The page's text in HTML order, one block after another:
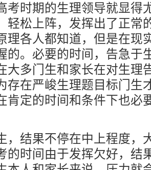
考时期的生理领导就显得
轻松上阵，发挥出了正常
理各人都知道，但是在现
的。必要的时间，告急于
大多门生和家长在对生理
存在严峻生理题目标门生
肯定的时间和条件下也必
结果不停在中上程度，
的时间由于发挥欠好，结